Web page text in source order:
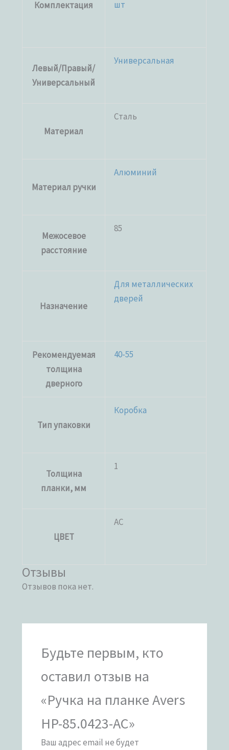
Комплектация шт
Левый/Правый/
Универсальный
Универсальная
Материал
Сталь
Материал ручки
Алюминий
Межосевое
расстояние
85
Назначение
Для металлических
дверей
Рекомендуемая
толщина
дверного
40-55
Тип упаковки
Коробка
Толщина
планки, мм
1
ЦВЕТ
AC
Отзывы
Отзывов пока нет.
Будьте первым, кто
оставил отзыв на
«Ручка на планке Avers
HP-85.0423-AC»
Ваш адрес email не будет